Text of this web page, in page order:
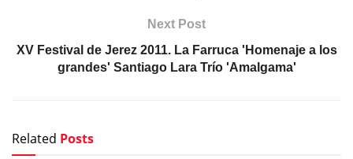
Next Post
XV Festival de Jerez 2011. La Farruca 'Homenaje a los
grandes' Santiago Lara Trío 'Amalgama'
Related Posts